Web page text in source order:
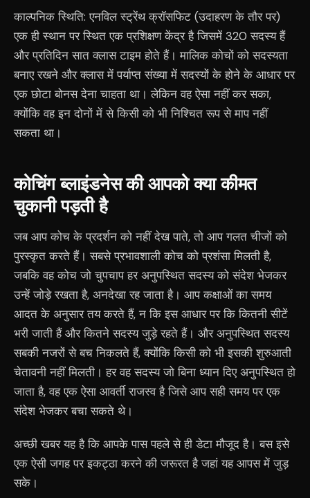
काल्पनिक स्थिति: एनविल स्ट्रेंथ क्रॉसफिट (उदाहरण के तौर पर)
एक ही स्थान पर स्थित एक प्रशिक्षण केंद्र है जिसमें 320 सदस्य हैं
और प्रतिदिन सात क्लास टाइम होते हैं। मालिक कोचों को सदस्यता
बनाए रखने और क्लास में पर्याप्त संख्या में सदस्यों के होने के आधार पर
एक छोटा बोनस देना चाहता था। लेकिन वह ऐसा नहीं कर सका,
क्योंकि वह इन दोनों में से किसी को भी निश्चित रूप से माप नहीं
सकता था।
कोचिंग ब्लाइंडनेस की आपको क्या कीमत
चुकानी पड़ती है
जब आप कोच के प्रदर्शन को नहीं देख पाते, तो आप गलत चीजों को
पुरस्कृत करते हैं। सबसे प्रभावशाली कोच को प्रशंसा मिलती है,
जबकि वह कोच जो चुपचाप हर अनुपस्थित सदस्य को संदेश भेजकर
उन्हें जोड़े रखता है, अनदेखा रह जाता है। आप कक्षाओं का समय
आदत के अनुसार तय करते हैं, न कि इस आधार पर कि कितनी सीटें
भरी जाती हैं और कितने सदस्य जुड़े रहते हैं। और अनुपस्थित सदस्य
सबकी नजरों से बच निकलते हैं, क्योंकि किसी को भी इसकी शुरुआती
चेतावनी नहीं मिलती। हर वह सदस्य जो बिना ध्यान दिए अनुपस्थित हो
जाता है, वह एक ऐसा आवर्ती राजस्व है जिसे आप सही समय पर एक
संदेश भेजकर बचा सकते थे।
अच्छी खबर यह है कि आपके पास पहले से ही डेटा मौजूद है। बस इसे
एक ऐसी जगह पर इकट्ठा करने की जरूरत है जहां यह आपस में जुड़
सके।